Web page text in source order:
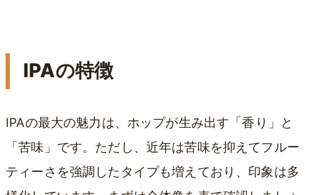
IPAの特徴
IPAの最大の魅力は、ホップが生み出す「香り」と
「苦味」です。ただし、近年は苦味を抑えてフルー
ティーさを強調したタイプも増えており、印象は多